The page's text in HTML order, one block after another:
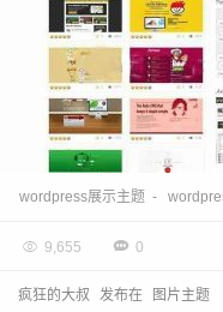
wordpress图片主题
wordpress展示主题 -
 9,655  0
疯狂的大叔 发布在 图片主题